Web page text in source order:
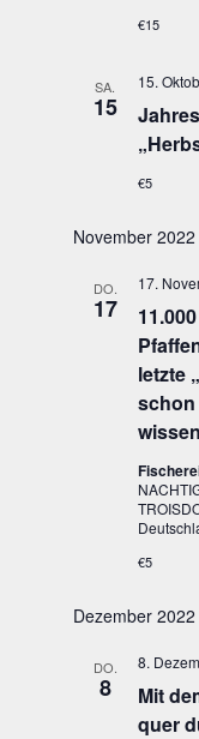
€15
SA.
15
15.
€5
November 2022
DO.
17
letz­te
schon
17.
€5
Dezember 2022
DO.
8
Mit
quer
8.